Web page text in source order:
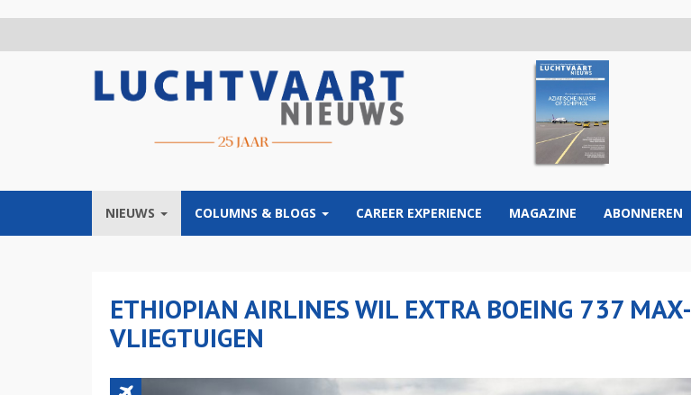
NIEUWS COLUMNS & BLOGS CAREER EXPERIENCE MAGAZINE ABONNEREN
ETHIOPIAN AIRLINES WIL EXTRA BOEING 737 MAX-
VLIEGTUIGEN